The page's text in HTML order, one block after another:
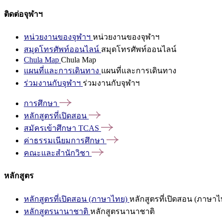
ติดต่อจุฬาฯ
หน่วยงานของจุฬาฯ หน่วยงานของจุฬาฯ
สมุดโทรศัพท์ออนไลน์ สมุดโทรศัพท์ออนไลน์
Chula Map Chula Map
แผนที่และการเดินทาง แผนที่และการเดินทาง
ร่วมงานกับจุฬาฯ ร่วมงานกับจุฬาฯ
การศึกษา
หลักสูตรที่เปิดสอน
สมัครเข้าศึกษา TCAS
ค่าธรรมเนียมการศึกษา
คณะและสำนักวิชา
หลักสูตร
หลักสูตรที่เปิดสอน (ภาษาไทย) หลักสูตรที่เปิดสอน (ภาษาไ
หลักสูตรนานาชาติ หลักสูตรนานาชาติ